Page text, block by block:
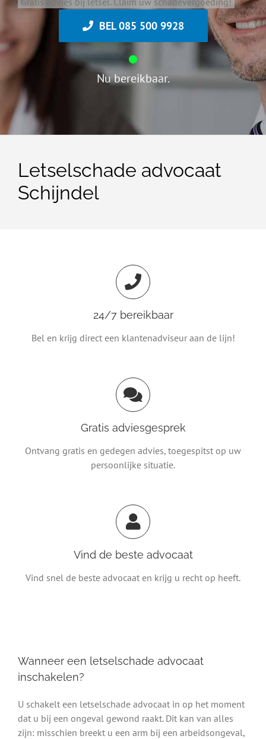
BEL 085 500 9928
Nu bereikbaar.
Letselschade advocaat
Schijndel
24/7 bereikbaar
Bel en krijg direct een klantenadviseur aan de lijn!
Gratis adviesgesprek
Ontvang gratis en gedegen advies, toegespitst op uw
persoonlijke situatie.
Vind de beste advocaat
Vind snel de beste advocaat en krijg u recht op heeft.
Wanneer een letselschade advocaat
inschakelen?
U schakelt een letselschade advocaat in op het moment
dat u bij een ongeval gewond raakt. Dit kan van alles
zijn: misschien breekt u een arm bij een arbeidsongeval,